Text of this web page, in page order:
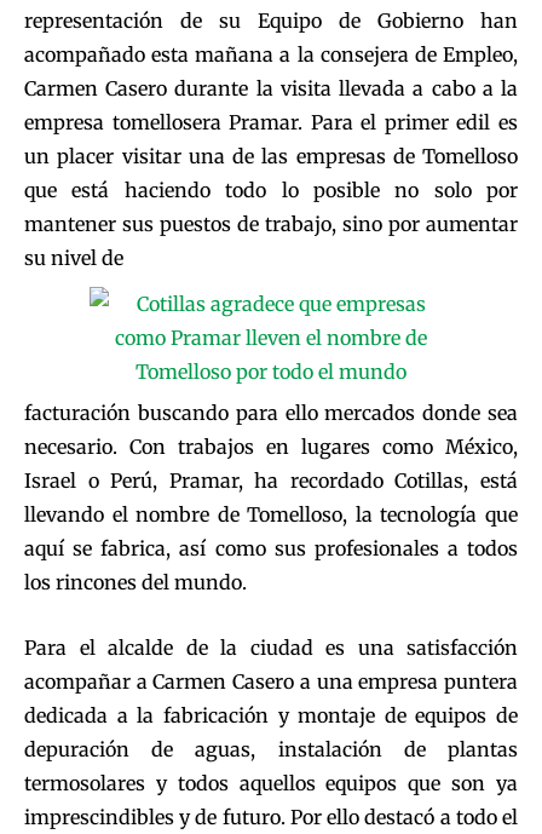
representación de su Equipo de Gobierno han
acompañado esta mañana a la consejera de Empleo,
Carmen Casero durante la visita llevada a cabo a la
empresa tomellosera Pramar. Para el primer edil es
un placer visitar una de las empresas de Tomelloso
que está haciendo todo lo posible no solo por
mantener sus puestos de trabajo, sino por aumentar
su nivel de
facturación buscando para ello mercados donde sea
necesario. Con trabajos en lugares como México,
Israel o Perú, Pramar, ha recordado Cotillas, está
llevando el nombre de Tomelloso, la tecnología que
aquí se fabrica, así como sus profesionales a todos
los rincones del mundo.
Para el alcalde de la ciudad es una satisfacción
acompañar a Carmen Casero a una empresa puntera
dedicada a la fabricación y montaje de equipos de
depuración de aguas, instalación de plantas
termosolares y todos aquellos equipos que son ya
imprescindibles y de futuro. Por ello destacó a todo el